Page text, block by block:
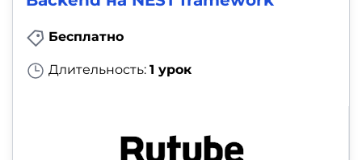
Бесплатно
Длительность: 1 урок